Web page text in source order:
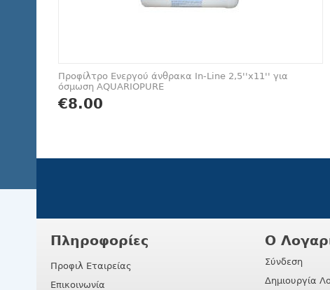
Προφίλτρο Ενεργού άνθρακα In-Line 2,5''x11'' για
όσμωση AQUARIOPURE
€8.00
Πληροφορίες
Προφιλ Εταιρείας
Επικοινωνία
Ο
Σύνδεση
Δημιουργία